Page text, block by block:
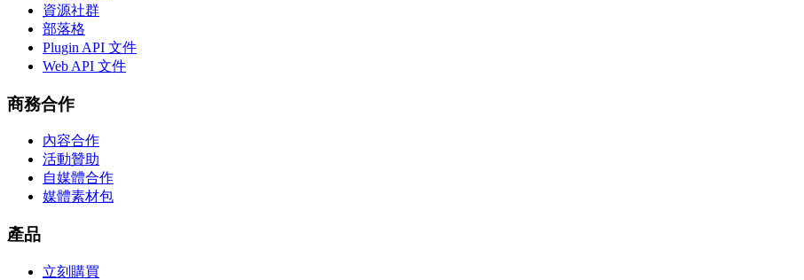
資源社群
部落格
Plugin API 文件
Web API 文件
商務合作
內容合作
活動贊助
自媒體合作
媒體素材包
產品
立刻購買